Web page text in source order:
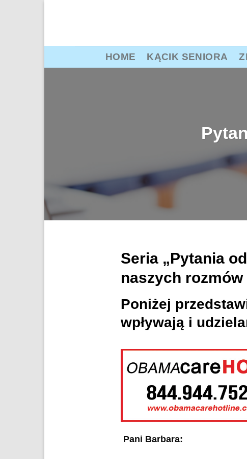
HOME KĄCIK SENIORA
Seria „Pytania
naszych
Poniżej
wpływają i
Pani Barbara: